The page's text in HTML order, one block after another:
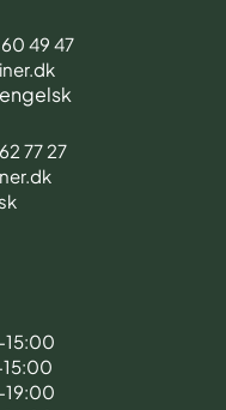
49 47
77 27